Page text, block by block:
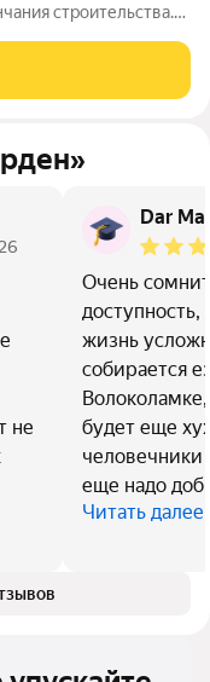
не
Dar
Очень
жизнь
собирается
будет еще
человечники
еще надо
Читать далее